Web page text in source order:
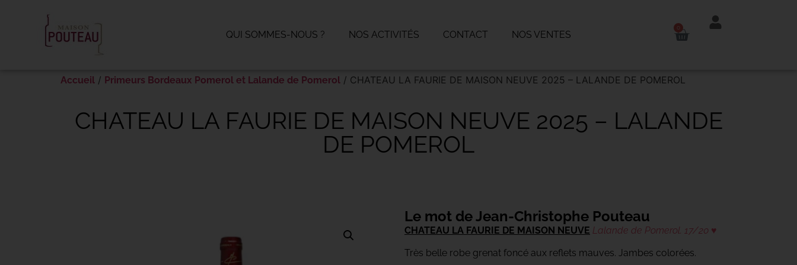
QUI SOMMES-NOUS ? NOS ACTIVITÉS CONTACT NOS VENTES
Accueil / Primeurs Bordeaux Pomerol et Lalande de Pomerol / CHATEAU LA FAURIE DE MAISON NEUVE 2025 – LALANDE DE POMEROL
CHATEAU LA FAURIE DE MAISON NEUVE 2025 – LALANDE
DE POMEROL
Le mot de Jean-Christophe Pouteau
CHATEAU LA FAURIE DE MAISON NEUVE Lalande de Pomerol. 17/20 ♥
Très belle robe grenat foncé aux reflets mauves. Jambes colorées.